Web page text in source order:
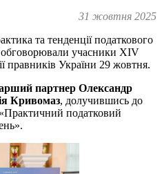
31 жовтня 2025
та тенденції податкового
учасники XIV
правників України 29 жовтня.
партнер Олександр
Кривомаз, долучившись до
«Практичний податковий